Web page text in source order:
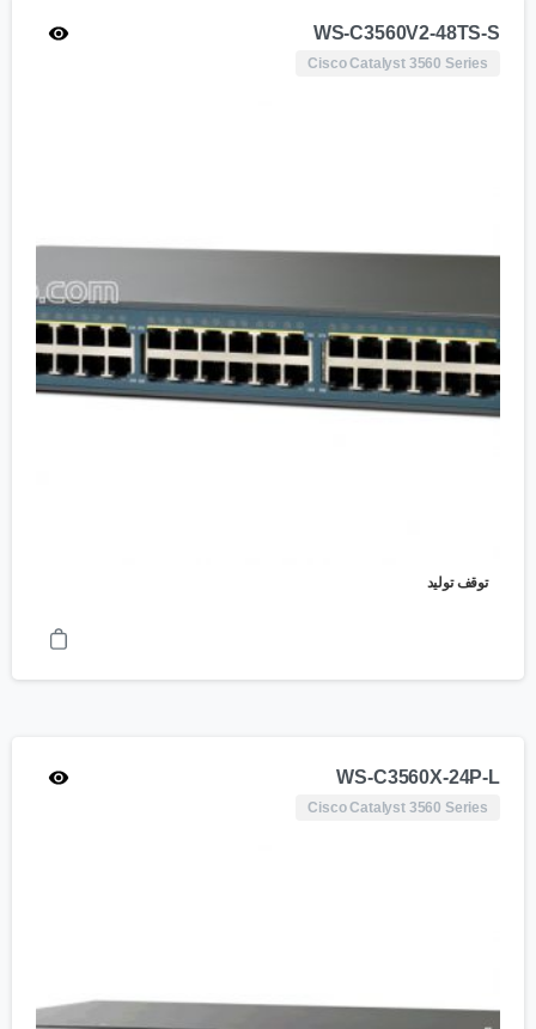
WS-C3560V2-48TS-S
Cisco Catalyst 3560 Series
توقف تولید
WS-C3560X-24P-L
Cisco Catalyst 3560 Series